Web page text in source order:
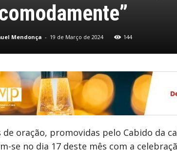
Mendonça - 19 de Março de 2024 144
de oração, promovidas pelo Cabido da
se no dia 17 deste mês com a